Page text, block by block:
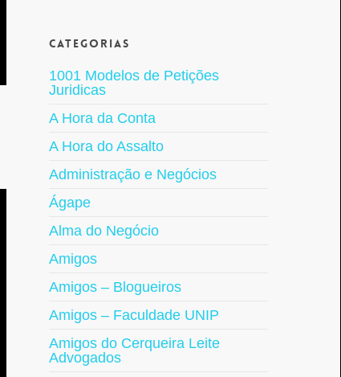
Categorias
1001 Modelos de Petições
Juridicas
A Hora da Conta
A Hora do Assalto
Administração e Negócios
Ágape
Alma do Negócio
Amigos
Amigos – Blogueiros
Amigos – Faculdade UNIP
Amigos do Cerqueira Leite
Advogados